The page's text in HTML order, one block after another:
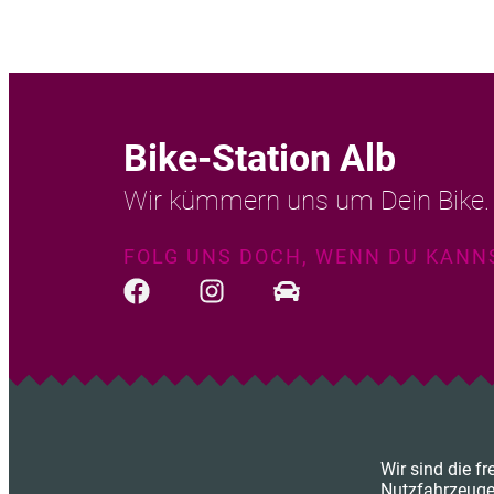
Bike-Station Alb
Wir kümmern uns um Dein Bike.
FOLG UNS DOCH, WENN DU
Wir sind die